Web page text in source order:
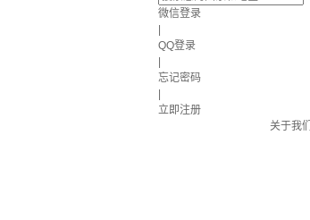
微信登录
QQ登录
忘记密码
立即注册
关于我们